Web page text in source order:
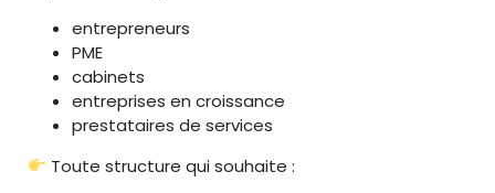
entrepreneurs
PME
cabinets
entreprises en croissance
prestataires de services
Toute structure qui souhaite :